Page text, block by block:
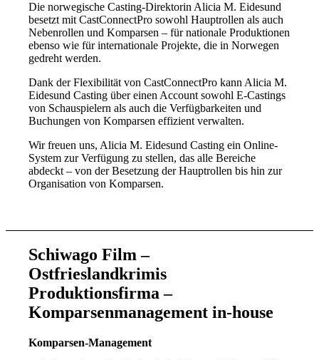
Die norwegische Casting-Direktorin Alicia M. Eidesund
besetzt mit CastConnectPro sowohl Hauptrollen als auch
Nebenrollen und Komparsen – für nationale Produktionen
ebenso wie für internationale Projekte, die in Norwegen
gedreht werden.
Dank der Flexibilität von CastConnectPro kann Alicia M.
Eidesund Casting über einen Account sowohl E-Castings
von Schauspielern als auch die Verfügbarkeiten und
Buchungen von Komparsen effizient verwalten.
Wir freuen uns, Alicia M. Eidesund Casting ein Online-
System zur Verfügung zu stellen, das alle Bereiche
abdeckt – von der Besetzung der Hauptrollen bis hin zur
Organisation von Komparsen.
Schiwago Film –
Ostfrieslandkrimis
Produktionsfirma –
Komparsenmanagement in-house
Komparsen-Management